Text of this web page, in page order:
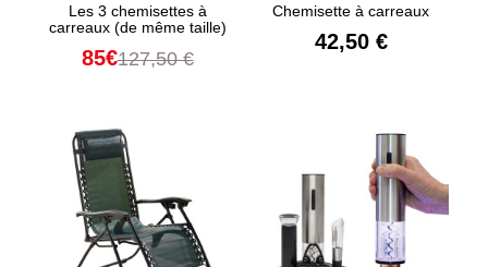
Les 3 chemisettes à
carreaux (de même taille)
85€127,50 €
Chemisette à carreaux
42,50 €